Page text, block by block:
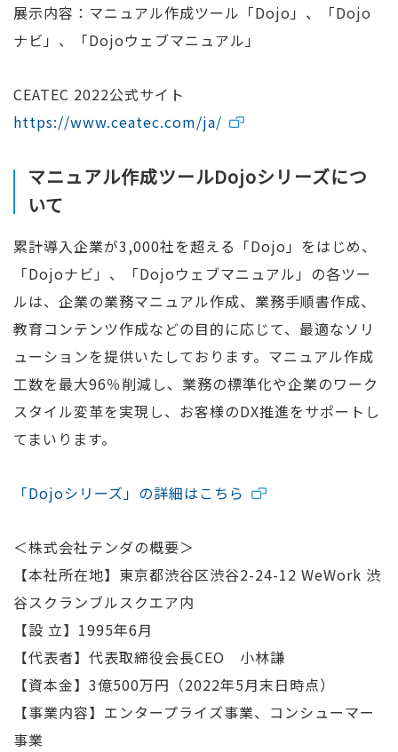
展示内容：マニュアル作成ツール「Dojo」、「Dojo
ナビ」、「Dojoウェブマニュアル」
CEATEC 2022公式サイト
https://www.ceatec.com/ja/
マニュアル作成ツールDojoシリーズにつ
いて
累計導入企業が3,000社を超える「Dojo」をはじめ、
「Dojoナビ」、「Dojoウェブマニュアル」の各ツー
ルは、企業の業務マニュアル作成、業務手順書作成、
教育コンテンツ作成などの目的に応じて、最適なソリ
ューションを提供いたしております。マニュアル作成
工数を最大96％削減し、業務の標準化や企業のワーク
スタイル変革を実現し、お客様のDX推進をサポートし
てまいります。
「Dojoシリーズ」の詳細はこちら
＜株式会社テンダの概要＞
【本社所在地】東京都渋谷区渋谷2-24-12 WeWork 渋
谷スクランブルスクエア内
【設 立】1995年6月
【代表者】代表取締役会長CEO 小林謙
【資本金】3億500万円（2022年5月末日時点）
【事業内容】エンタープライズ事業、コンシューマー
事業